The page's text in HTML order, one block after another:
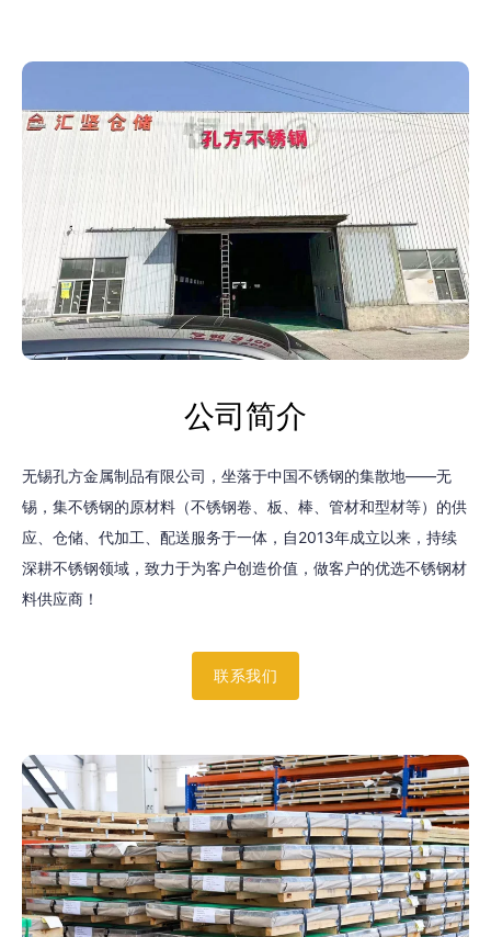
公司简介
无锡孔方金属制品有限公司，坐落于中国不锈钢的集散地——无
锡，集不锈钢的原材料（不锈钢卷、板、棒、管材和型材等）的供
应、仓储、代加工、配送服务于一体，自2013年成立以来，持续
深耕不锈钢领域，致力于为客户创造价值，做客户的优选不锈钢材
料供应商！
联系我们